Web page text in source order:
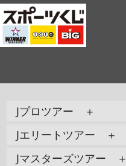
Jプロツアー ＋
Jエリートツアー ＋
Jマスターズツアー ＋